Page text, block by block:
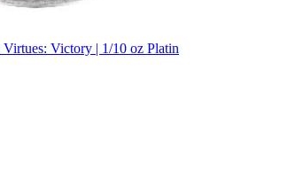
Victory | 1/10 oz Platin